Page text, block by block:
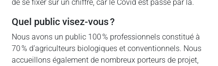
de se fixer sur un chiffre, car le Covid est passé par là.
quel public visez-vous ?
Nous avons un public 100 % professionnels constitué à
70 % d’agriculteurs biologiques et conventionnels. Nous
accueillons également de nombreux porteurs de projet,